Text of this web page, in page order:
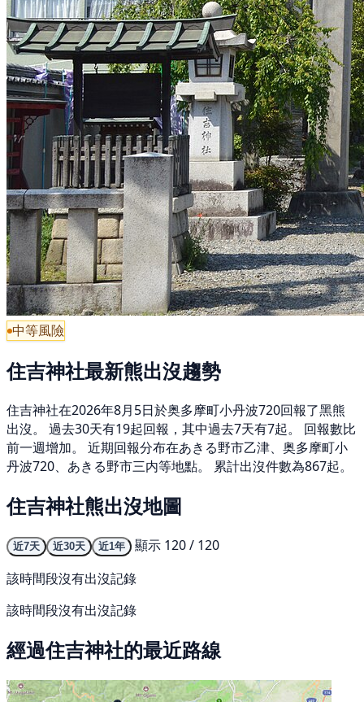
中等風險
住吉神社最新熊出沒趨勢
住吉神社在2026年8月5日於奥多摩町小丹波720回報了黑熊
出沒。 過去30天有19起回報，其中過去7天有7起。 回報數比
前一週增加。 近期回報分布在あきる野市乙津、奥多摩町小
丹波720、あきる野市三内等地點。 累計出沒件數為867起。
住吉神社熊出沒地圖
近7天 近30天 近1年
顯示 120 / 120
該時間段沒有出沒記錄
該時間段沒有出沒記錄
經過住吉神社的最近路線